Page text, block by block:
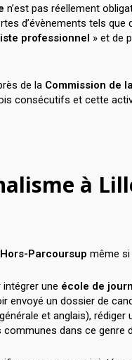
n’est pas réellement
d’évènements tels
professionnel » et de
de la Commission de
consécutifs et cette
à
Hors-Parcoursup même
une école de
envoyé un dossier de
et anglais),
communes dans ce genre